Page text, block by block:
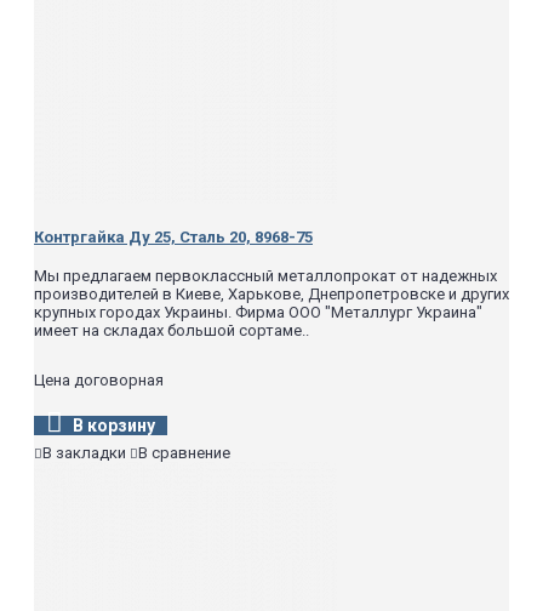
Контргайка Ду 25, Сталь 20, 8968-75
Мы предлагаем первоклассный металлопрокат от надежных
производителей в Киеве, Харькове, Днепропетровске и других
крупных городах Украины. Фирма ООО "Металлург Украина"
имеет на складах большой сортаме..
Цена договорная
В корзину
В закладки В сравнение